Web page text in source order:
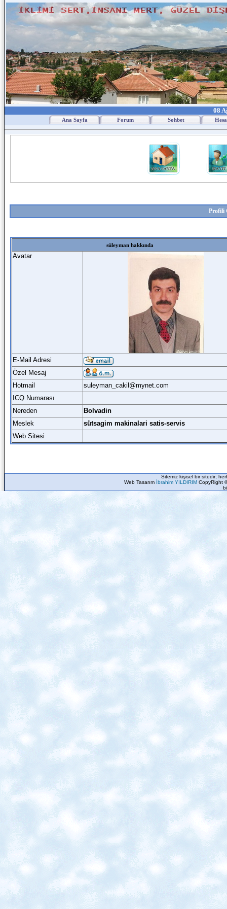
08
Ana Sayfa Forum Sohbet
Profili
süleyman hakkında
Avatar
E-Mail Adresi
Özel Mesaj
Hotmail
suleyman_cakil@mynet.com
ICQ Numarası
Nereden
Bolvadin
Meslek
sütsagim makinalari satis-servis
Web Sitesi
Sitemiz kişisel bir sitedir;
Web Tasarım İbrahim YILDIRIM CopyRight